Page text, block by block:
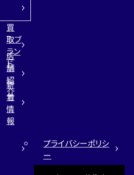
買
取ブ
ラン
ド
店
舗
紹
介
新
着
情
報
プライバシーポリシ
ー